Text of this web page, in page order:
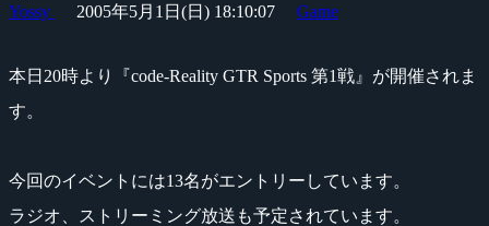
Yossy 2005年5月1日(日) 18:10:07 Game
本日20時より『code-Reality GTR Sports 第1戦』が開催されま
す。
今回のイベントには13名がエントリーしています。
ラジオ、ストリーミング放送も予定されています。